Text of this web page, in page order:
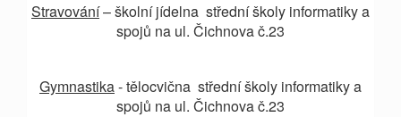
Stravování– školní jídelna střední školy informatiky a
spojů na ul. Čichnova č.23
Gymnastika- tělocvična střední školy informatiky a
spojů na ul. Čichnova č.23